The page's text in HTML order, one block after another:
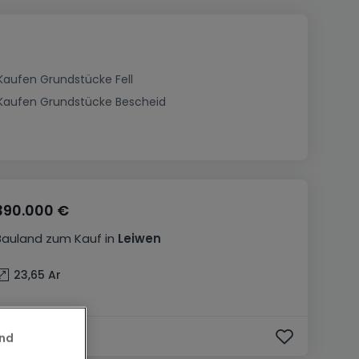
Grundstücke Fell
Grundstücke Bescheid
zum Kauf in Leiwen
€
23,65 Ar